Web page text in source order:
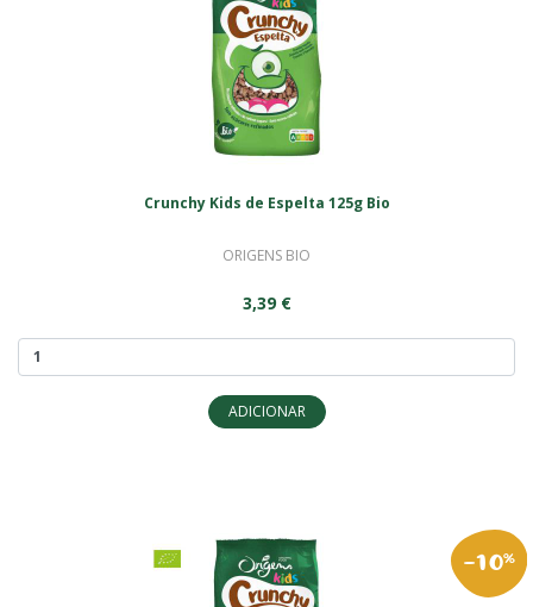
Crunchy Kids de Espelta 125g Bio
ORIGENS BIO
3,39 €
ADICIONAR
-10%